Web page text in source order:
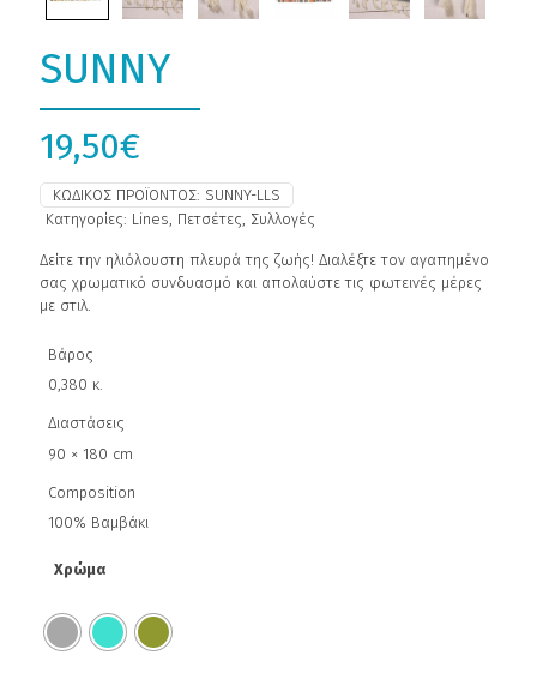
SUNNY
19,50€
ΚΩΔΙΚΌΣ ΠΡΟΪΌΝΤΟΣ: SUNNY-LLS
Κατηγορίες: Lines, Πετσέτες, Συλλογές
Δείτε την ηλιόλουστη πλευρά της ζωής! Διαλέξτε τον αγαπημένο
σας χρωματικό συνδυασμό και απολαύστε τις φωτεινές μέρες
με στιλ.
Βάρος
0,380 κ.
Διαστάσεις
90 × 180 cm
Composition
100% Βαμβάκι
Χρώμα